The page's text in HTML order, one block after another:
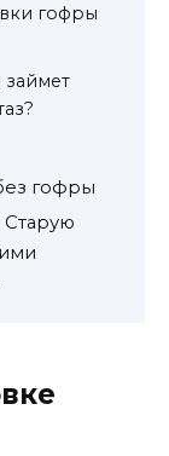
гофры
гофры
Старую